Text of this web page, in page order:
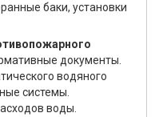
баки, установки
документы.
водяного
системы.
воды.